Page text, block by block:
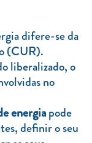
difere-se da
(CUR).
liberalizado, o
no
energiapode
definir o seu